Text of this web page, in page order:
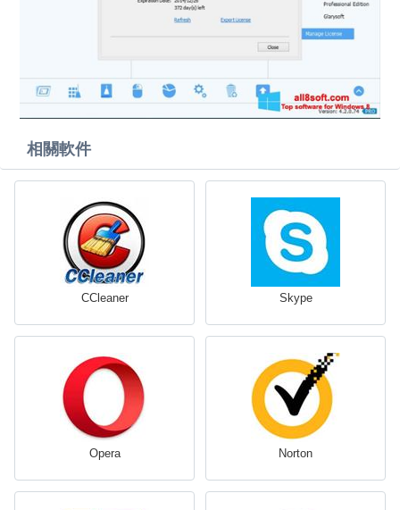
相關軟件
CCleaner Skype
Opera Norton